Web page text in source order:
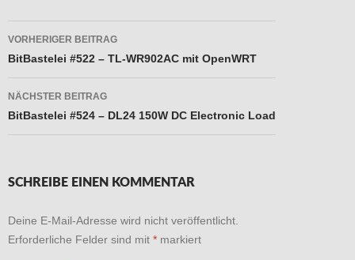
Beitragsnavigation
VORHERIGER BEITRAG
BitBastelei #522 – TL-WR902AC mit OpenWRT
NÄCHSTER BEITRAG
BitBastelei #524 – DL24 150W DC Electronic Load
SCHREIBE EINEN KOMMENTAR
Deine E-Mail-Adresse wird nicht veröffentlicht.
Erforderliche Felder sind mit * markiert